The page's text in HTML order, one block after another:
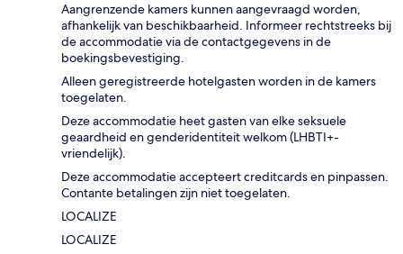
Aangrenzende kamers kunnen aangevraagd worden,
afhankelijk van beschikbaarheid. Informeer rechtstreeks bij
de accommodatie via de contactgegevens in de
boekingsbevestiging.
Alleen geregistreerde hotelgasten worden in de kamers
toegelaten.
Deze accommodatie heet gasten van elke seksuele
geaardheid en genderidentiteit welkom (LHBTI+-
vriendelijk).
Deze accommodatie accepteert creditcards en pinpassen.
Contante betalingen zijn niet toegelaten.
LOCALIZE
LOCALIZE